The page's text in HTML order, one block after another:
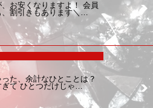
お安くなりますよ！ 会員
、割引きもあります＼…
た、余計なひとことは？
ぎて ひとつだけじゃ…